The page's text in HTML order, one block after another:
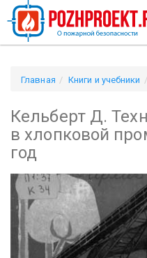
Главная Книги и учебники
Кельберт Д.
в хлопковой
год